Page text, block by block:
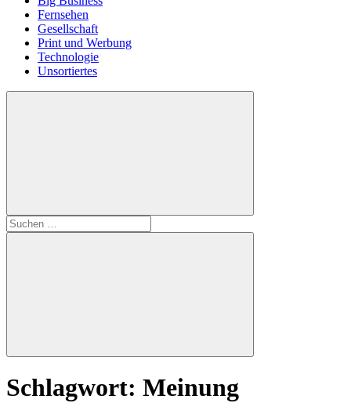
Fernsehen
Gesellschaft
Print und Werbung
Technologie
Unsortiertes
Suchen
nach:
Suchen
Schlagwort: Meinung